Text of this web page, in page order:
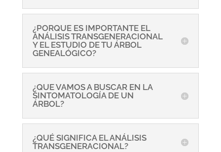
¿PORQUE ES IMPORTANTE EL
ANÁLISIS TRANSGENERACIONAL
Y EL ESTUDIO DE TU ÁRBOL
GENEALÓGICO?
¿QUE VAMOS A BUSCAR EN LA
SINTOMATOLOGÍA DE UN
ÁRBOL?
¿QUÉ SIGNIFICA EL ANÁLISIS
TRANSGENERACIONAL?